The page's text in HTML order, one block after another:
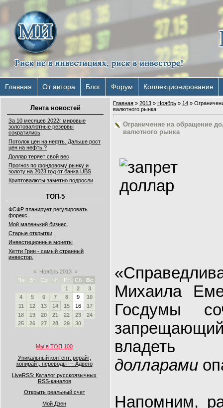
Главная От автора Блог Форум Коллекционирование
Лента новостей
За 10 месяцев 2022г мировые
золотовалютные резервы
сократились
Потолок цен на нефть. Дальше рост
цен на нефть ?
Доллар теряет свой вес
Прогноз по фондовому рынку и
золоту на 2023 год от банка UBS
Криптовалюты заметно подросли
ТОП-5
ФСФР планирует регулировать
форекс.
Мой маленький бизнес.
Старые открытки
Инвестиционные монеты
Хетти Грин - самый странный
инвестор.
« Ноябрь 2013 »
Пн
Вт Ср Чт Пт Сб
Вс
1
2
3
4
5 6 7 8 9
10
11
12 13 14 15 16
17
18
19 20 21 22 23
24
25
26 27 28 29 30
Мы в ТОП 100
Уникальный контент: рерайт,
копирайт, переводы — Адвего
LiveRSS: Каталог русскоязычных
RSS-каналов
Открыть реальный счет
Мой Дзен
Главная » 2013 » Ноябрь » 14 »
валютного рынка
Ограничение на обращение
валютного рынка
Михаила
Госдумы
долларами
Напомним,